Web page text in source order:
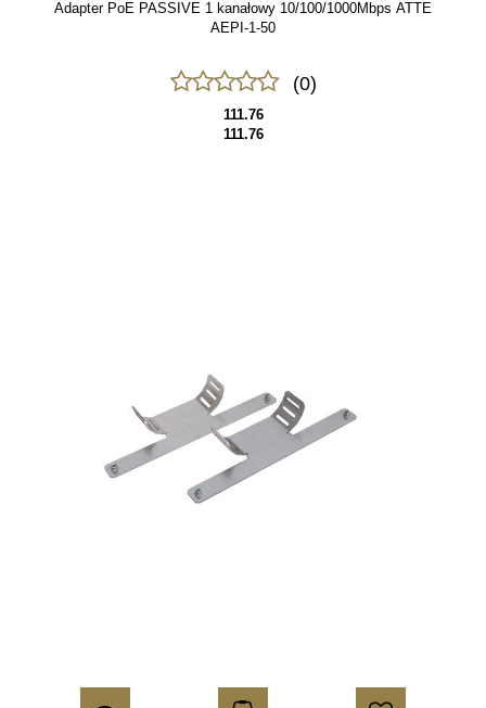
Adapter PoE PASSIVE 1 kanałowy 10/100/1000Mbps ATTE
AEPI-1-50
(0)
111.76
111.76